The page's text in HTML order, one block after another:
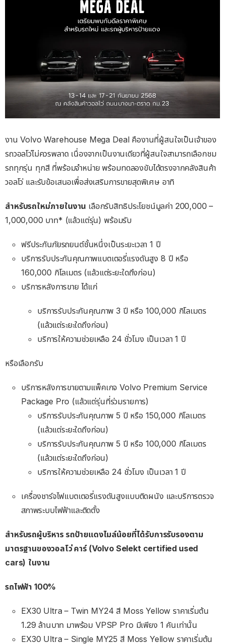
งาน Volvo Warehouse Mega Deal คืองานที่ผู้สนใจเป็นเจ้าของ
รถวอลโว่ไม่ควรพลาด เนื่องจากเป็นงานเดียวที่ผู้สนใจสามารถเลือกชม
รถทุกรุ่น ทุกสี ที่พร้อมจำหน่าย พร้อมทดลองขับได้ตรงจากคลังสินค้า
วอลโว่ และรับข้อเสนอเพื่อส่งเสริมการขายสุดพิเศษ อาทิ
สำหรับรถใหม่ภายในงาน เลือกรับสิทธิประโยชน์มูลค่า 200,000 –
1,000,000 บาท* (แล้วแต่รุ่น) พร้อมรับ
ฟรีประกันภัยรถยนต์ชั้นหนึ่งเป็นระยะเวลา 1 ปี
บริการรับประกันคุณภาพแบตเตอรี่แรงดันสูง 8 ปี หรือ
160,000 กิโลเมตร (แล้วแต่ระยะใดถึงก่อน)
บริการหลังการขาย ได้แก่
บริการรับประกันคุณภาพ 3 ปี หรือ 100,000 กิโลเมตร
(แล้วแต่ระยะใดถึงก่อน)
บริการให้ความช่วยเหลือ 24 ชั่วโมง เป็นเวลา 1 ปี
หรือเลือกรับ
บริการหลังการขายตามแพ็คเกจ Volvo Premium Service
Package Pro (แล้วแต่รุ่นที่ร่วมรายการ)
บริการรับประกันคุณภาพ 5 ปี หรือ 150,000 กิโลเมตร
(แล้วแต่ระยะใดถึงก่อน)
บริการรับประกันคุณภาพ 5 ปี หรือ 100,000 กิโลเมตร
(แล้วแต่ระยะใดถึงก่อน)
บริการให้ความช่วยเหลือ 24 ชั่วโมง เป็นเวลา 1 ปี
เครื่องชาร์จไฟแบตเตอรี่แรงดันสูงแบบติดผนัง และบริการตรวจ
สภาพระบบไฟฟ้าและติดตั้ง
สำหรับรถผู้บริหาร รถป้ายแดงไมล์น้อยที่ได้รับการรับรองตาม
มาตรฐานของวอลโว่ คาร์ (Volvo Selekt certified used
cars) ในงาน
รถไฟฟ้า 100%
EX30 Ultra – Twin MY24 สี Moss Yellow ราคาเริ่มต้น
1.29 ล้านบาท มาพร้อม VPSP Pro มีเพียง 1 คันเท่านั้น
EX30 Ultra – Single MY25 สี Moss Yellow ราคาเริ่มต้น